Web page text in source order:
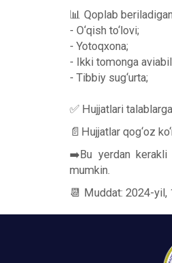
📊 Qoplab
- O‘qish to‘lovi;
- Yotoqxona;
- Ikki tomonga
- Tibbiy sug‘urta;
✅ Hujjatlari
📄Hujjatlar qog‘oz
➡️Bu yerdan kerakli
mumkin.
📆 Muddat: 2024-yil,